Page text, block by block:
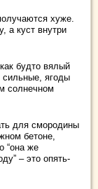
хуже.
а куст внутри
будто вялый
сильные, ягоды
солнечном
для смородины
бетоне,
“она же
– это опять-